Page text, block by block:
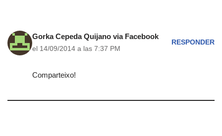
Gorka Cepeda Quijano via Facebook
el 14/09/2014 a las 7:37 PM
RESPONDER
Comparteixo!